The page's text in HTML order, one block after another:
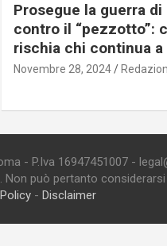
Prosegue la guerra di
contro il “pezzotto”:
rischia chi continua a
Novembre 28, 2024
- P.Iva 16947451007 -
può pertanto
- Disclaimer